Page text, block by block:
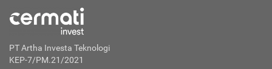
PT Artha Investa Teknologi
KEP-7/PM.21/2021